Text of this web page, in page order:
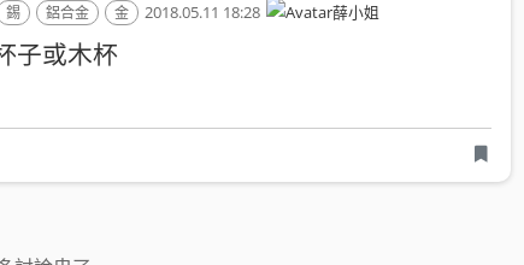
錫 鋁合金 金 2018.05.11 18:28 薛小姐
子或木杯